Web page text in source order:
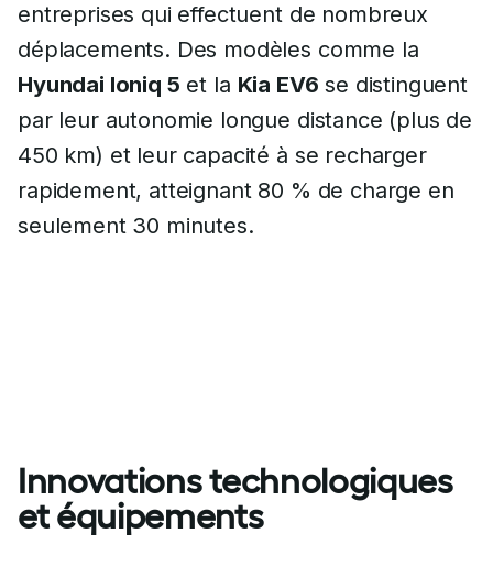
entreprises qui effectuent de nombreux
déplacements. Des modèles comme la
Hyundai Ioniq 5 et la Kia EV6 se distinguent
par leur autonomie longue distance (plus de
450 km) et leur capacité à se recharger
rapidement, atteignant 80 % de charge en
seulement 30 minutes.
Innovations technologiques
et équipements